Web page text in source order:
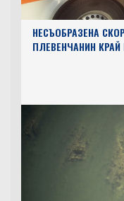
НЕСЪОБРАЗЕНА
ПЛЕВЕНЧАНИН КРАЙ